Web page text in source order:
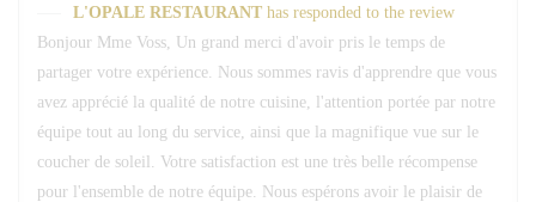
L'OPALE RESTAURANT has responded to the review
Bonjour Mme Voss, Un grand merci d'avoir pris le temps de
partager votre expérience. Nous sommes ravis d'apprendre que vous
avez apprécié la qualité de notre cuisine, l'attention portée par notre
équipe tout au long du service, ainsi que la magnifique vue sur le
coucher de soleil. Votre satisfaction est une très belle récompense
pour l'ensemble de notre équipe. Nous espérons avoir le plaisir de